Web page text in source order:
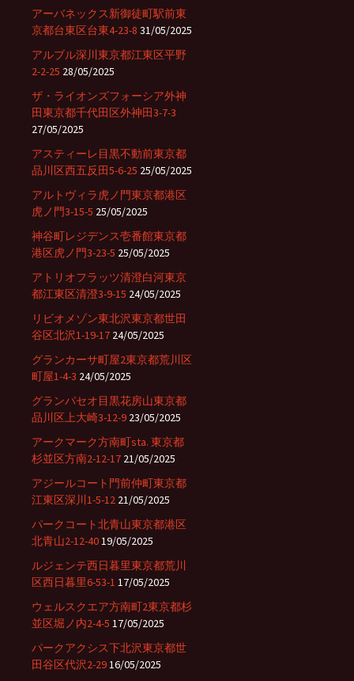
アーバネックス新御徒町駅前東
京都台東区台東4-23-8 31/05/2025
アルブル深川東京都江東区平野
2-2-25 28/05/2025
ザ・ライオンズフォーシア外神
田東京都千代田区外神田3-7-3
27/05/2025
アスティーレ目黒不動前東京都
品川区西五反田5-6-25 25/05/2025
アルトヴィラ虎ノ門東京都港区
虎ノ門3-15-5 25/05/2025
神谷町レジデンス壱番館東京都
港区虎ノ門3-23-5 25/05/2025
アトリオフラッツ清澄白河東京
都江東区清澄3-9-15 24/05/2025
リビオメゾン東北沢東京都世田
谷区北沢1-19-17 24/05/2025
グランカーサ町屋2東京都荒川区
町屋1-4-3 24/05/2025
グランパセオ目黒花房山東京都
品川区上大崎3-12-9 23/05/2025
アークマーク方南町sta. 東京都
杉並区方南2-12-17 21/05/2025
アジールコート門前仲町東京都
江東区深川1-5-12 21/05/2025
パークコート北青山東京都港区
北青山2-12-4019/05/2025
ルジェンテ西日暮里東京都荒川
区西日暮里6-53-1 17/05/2025
ウェルスクエア方南町2東京都杉
並区堀ノ内2-4-5 17/05/2025
パークアクシス下北沢東京都世
田谷区代沢2-2916/05/2025